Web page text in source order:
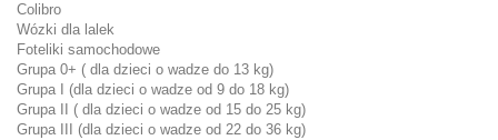
Colibro
Wózki dla lalek
Foteliki samochodowe
Grupa 0+ ( dla dzieci o wadze do 13 kg)
Grupa I (dla dzieci o wadze od 9 do 18 kg)
Grupa II ( dla dzieci o wadze od 15 do 25 kg)
Grupa III (dla dzieci o wadze od 22 do 36 kg)